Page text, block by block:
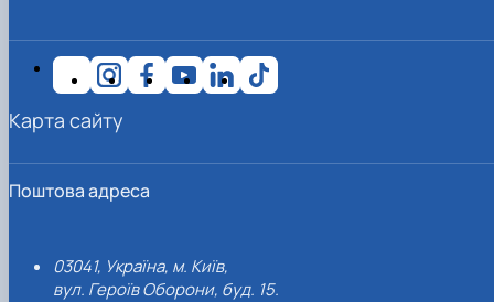
Поштова адреса
03041, Україна, м. Київ,
вул. Героїв Оборони, буд. 15.
Карта сайту